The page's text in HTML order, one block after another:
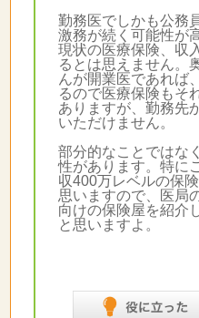
勤務医でしかも公務
激務が続く可能性が
現状の医療保険、収
るとは思えません。
んが開業医であれば
るので医療保険もそ
ありますが、勤務先
いただけません。
部分的なことではな
性があります。特に
収400万レベルの保
思いますので、医局
向けの保険屋を紹介
と思いますよ。